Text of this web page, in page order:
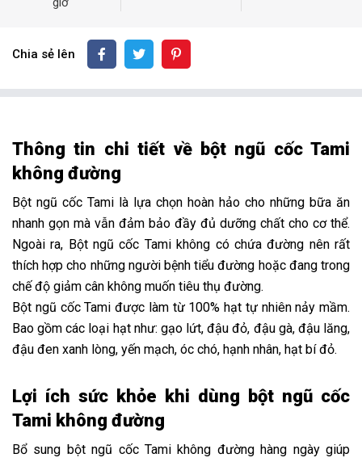
Chia sẻ lên
Thông tin chi tiết về bột ngũ cốc Tami
không đường
Bột ngũ cốc Tami là lựa chọn hoàn hảo cho những bữa ăn
nhanh gọn mà vẫn đảm bảo đầy đủ dưỡng chất cho cơ thể.
Ngoài ra, Bột ngũ cốc Tami không có chứa đường nên rất
thích hợp cho những người bệnh tiểu đường hoặc đang trong
chế độ giảm cân không muốn tiêu thụ đường.
Bột ngũ cốc Tami được làm từ 100% hạt tự nhiên nảy mầm.
Bao gồm các loại hạt như: gạo lứt, đậu đỏ, đậu gà, đậu lăng,
đậu đen xanh lòng, yến mạch, óc chó, hạnh nhân, hạt bí đỏ.
Lợi ích sức khỏe khi dùng bột ngũ cốc
Tami không đường
Bổ sung bột ngũ cốc Tami không đường hàng ngày giúp